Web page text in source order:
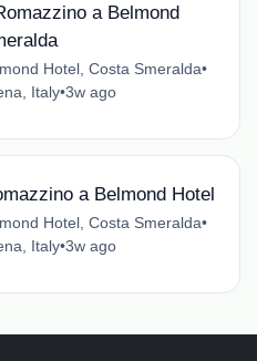
a Belmond
Hotel, Costa Smeralda•
Italy•3w ago
a Belmond Hotel
Hotel, Costa Smeralda•
Italy•3w ago